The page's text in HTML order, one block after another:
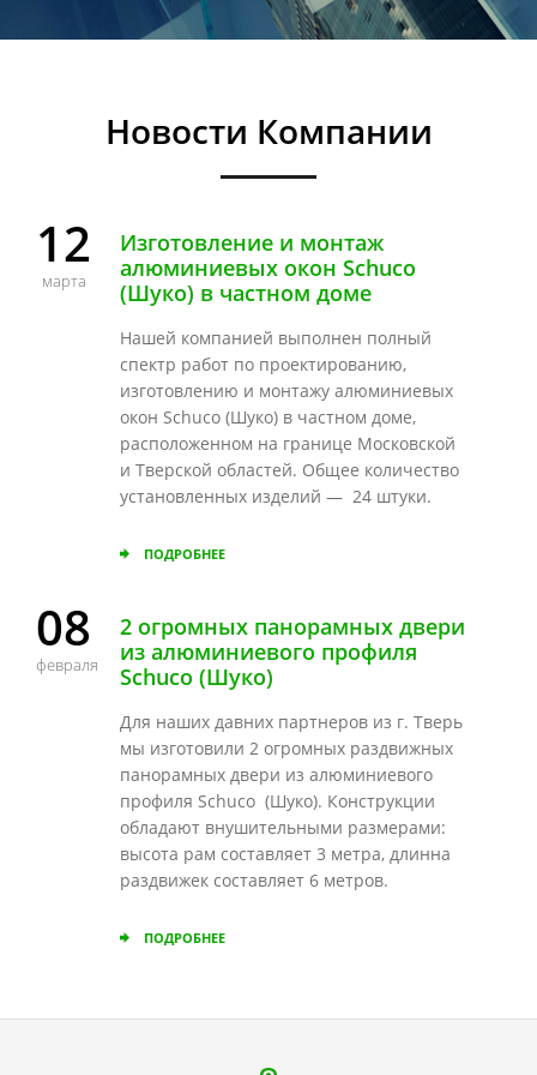
Новости Компании
12
марта
Изготовление и монтаж
алюминиевых окон Schuco
(Шуко) в частном доме
Нашей компанией выполнен полный
спектр работ по проектированию,
изготовлению и монтажу алюминиевых
окон Schuco (Шуко) в частном доме,
расположенном на границе Московской
и Тверской областей. Общее количество
установленных изделий — 24 штуки.
ПОДРОБНЕЕ
08
февраля
2 огромных панорамных двери
из алюминиевого профиля
Schuco (Шуко)
Для наших давних партнеров из г. Тверь
мы изготовили 2 огромных раздвижных
панорамных двери из алюминиевого
профиля Schuco (Шуко). Конструкции
обладают внушительными размерами:
высота рам составляет 3 метра, длинна
раздвижек составляет 6 метров.
ПОДРОБНЕЕ